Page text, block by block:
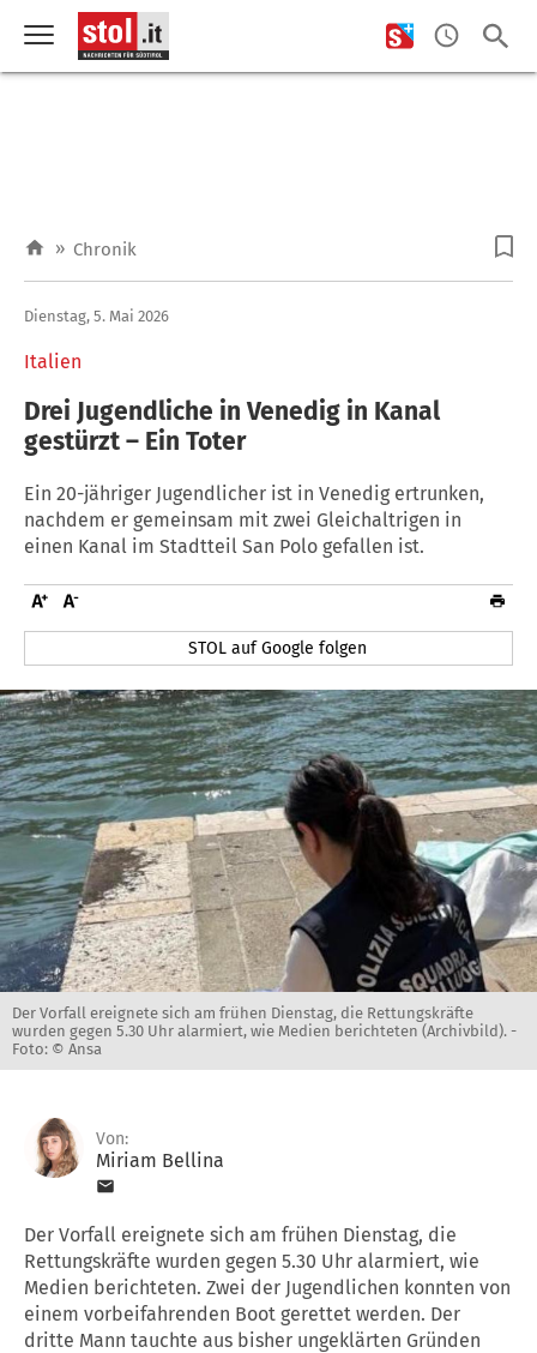
» Chronik
Italien
Dienstag, 5. Mai 2026
Drei Jugendliche in Venedig in Kanal
gestürzt – Ein Toter
Ein 20-jähriger Jugendlicher ist in Venedig ertrunken,
nachdem er gemeinsam mit zwei Gleichaltrigen in
einen Kanal im Stadtteil San Polo gefallen ist.
STOL auf Google folgen
Der Vorfall ereignete sich am frühen Dienstag, die Rettungskräfte
wurden gegen 5.30 Uhr alarmiert, wie Medien berichteten (Archivbild). -
Foto: © Ansa
Von:
Miriam Bellina
Der Vorfall ereignete sich am frühen Dienstag, die
Rettungskräfte wurden gegen 5.30 Uhr alarmiert, wie
Medien berichteten. Zwei der Jugendlichen konnten von
einem vorbeifahrenden Boot gerettet werden. Der
dritte Mann tauchte aus bisher ungeklärten Gründen